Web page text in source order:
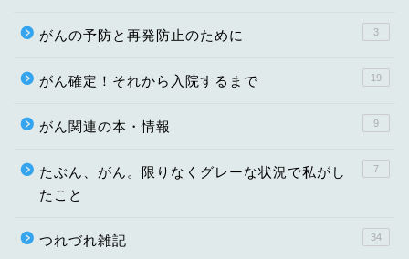
がんの予防と再発防止のために 3
がん確定！それから入院するまで 19
がん関連の本・情報 9
たぶん、がん。限りなくグレーな状況で私がし
たこと
7
つれづれ雑記 34